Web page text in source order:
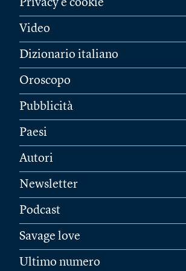
Privacy e cookie
Video
Dizionario italiano
Oroscopo
Pubblicità
Paesi
Autori
Newsletter
Podcast
Savage love
Ultimo numero